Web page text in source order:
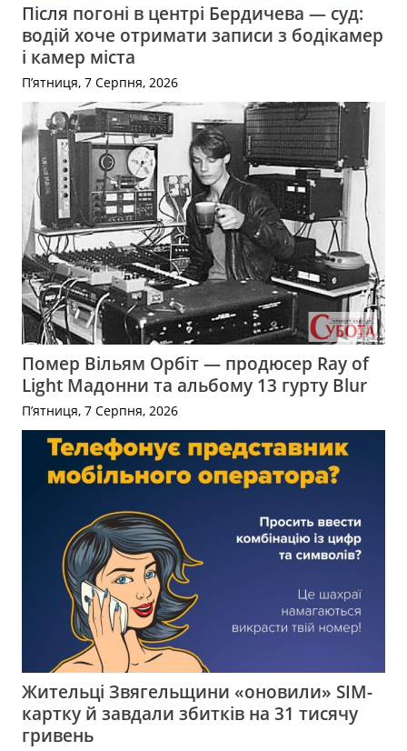
Після погоні в центрі Бердичева — суд:
водій хоче отримати записи з бодікамер
і камер міста
П’ятниця, 7 Серпня, 2026
Помер Вільям Орбіт — продюсер Ray of
Light Мадонни та альбому 13 гурту Blur
П’ятниця, 7 Серпня, 2026
Жительці Звягельщини «оновили» SIM-
картку й завдали збитків на 31 тисячу
гривень